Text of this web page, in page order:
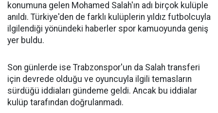
konumuna gelen Mohamed Salah'ın adı birçok kulüple
anıldı. Türkiye'den de farklı kulüplerin yıldız futbolcuyla
ilgilendiği yönündeki haberler spor kamuoyunda geniş
yer buldu.
Son günlerde ise Trabzonspor'un da Salah transferi
için devrede olduğu ve oyuncuyla ilgili temasların
sürdüğü iddiaları gündeme geldi. Ancak bu iddialar
kulüp tarafından doğrulanmadı.